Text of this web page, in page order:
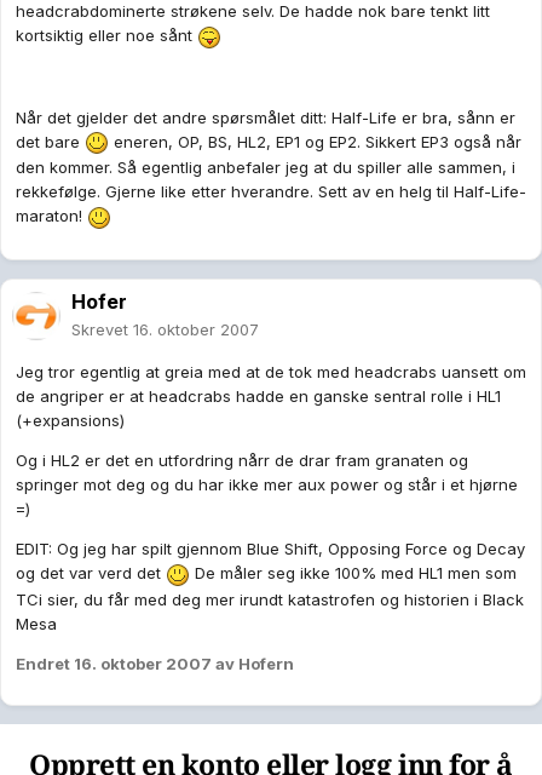
headcrabdominerte strøkene selv. De hadde nok bare tenkt litt
kortsiktig eller noe sånt
Når det gjelder det andre spørsmålet ditt: Half-Life er bra, sånn er
det bare
eneren, OP, BS, HL2, EP1 og EP2. Sikkert EP3 også når
den kommer. Så egentlig anbefaler jeg at du spiller alle sammen, i
rekkefølge. Gjerne like etter hverandre. Sett av en helg til Half-Life-
maraton!
Hofer
Skrevet 16. oktober 2007
Jeg tror egentlig at greia med at de tok med headcrabs uansett om
de angriper er at headcrabs hadde en ganske sentral rolle i HL1
(+expansions)
Og i HL2 er det en utfordring nårr de drar fram granaten og
springer mot deg og du har ikke mer aux power og står i et hjørne
=)
EDIT: Og jeg har spilt gjennom Blue Shift, Opposing Force og Decay
og det var verd det
De måler seg ikke 100% med HL1 men som
TCi sier, du får med deg mer irundt katastrofen og historien i Black
Mesa
Endret 16. oktober 2007 av Hofern
Opprett en konto eller logg inn for å